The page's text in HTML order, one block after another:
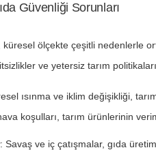
Güvenliği Sorunları
küresel ölçekte çeşitli nedenlerle
ve yetersiz tarım
ısınma ve iklim değişikliği,
koşulları, tarım ürünlerinin
: Savaş ve iç çatışmalar, gıda